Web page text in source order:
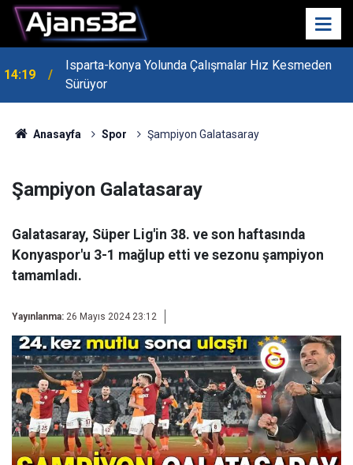
14:19
Isparta-konya Yolunda Çalışmalar Hız Kesmeden
Sürüyor
Anasayfa Spor Şampiyon Galatasaray
Şampiyon Galatasaray
Galatasaray, Süper Lig'in 38. ve son haftasında
Konyaspor'u 3-1 mağlup etti ve sezonu şampiyon
tamamladı.
Yayınlanma: 26 Mayıs 2024 23:12